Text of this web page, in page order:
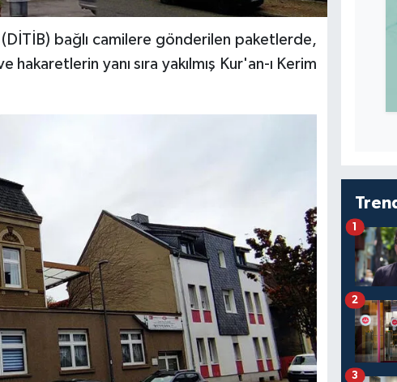
bağlı camilere gönderilen paketlerde,
hakaretlerin yanı sıra yakılmış Kur'an-ı Kerim
1
2
3